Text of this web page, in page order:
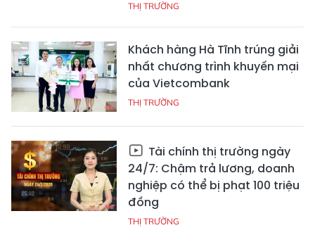
THỊ TRƯỜNG
Khách hàng Hà Tĩnh trúng giải
nhất chương trình khuyến mại
của Vietcombank
THỊ TRƯỜNG
Tài chính thị trường ngày
24/7: Chậm trả lương, doanh
nghiệp có thể bị phạt 100 triệu
đồng
THỊ TRƯỜNG